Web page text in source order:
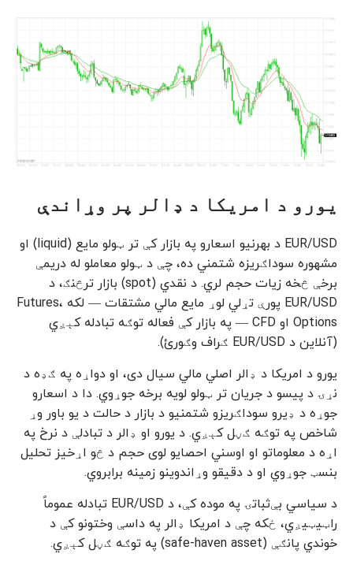
یورو د امریکا د ډالر پر وړاندې
EUR/USD د بهرنیو اسعارو په بازار کې تر ټولو مایع (liquid) او
مشهوره سوداګریزه شتمني ده، چې د ټولو معاملو له دریمې
برخې څخه زیات حجم لري. د نقدي (spot) بازار ترڅنګ، د
EUR/USD پورې تړلي لوړ مایع مالي مشتقات — لکه Futures،
Options او CFD — په بازار کې فعاله توګه تبادله کېږي
(آنلاین د EUR/USD ګراف وګورئ).
یورو د امریکا د ډالر اصلي مالي سیال دی، او دواړه په ګډه د
نړۍ د پیسو د جریان تر ټولو لویه برخه جوړوي. دا د اسعارو
جوړه د ډیرو سوداګریزو شتمنیو د بازار د حالت د یو باور وړ
شاخص په توګه ګڼل کېږي. د یورو او ډالر د تبادلې د نرخ په
اړه د معلوماتو او اوسني احصایو لوی حجم د څو اړخیز تحلیل
بنسټ جوړوي او د دقیقو وړاندوینو زمینه برابروي.
د سیاسي بې‌ثباتۍ په موده کې، د EUR/USD تبادله عموماً
راټیټیږي، ځکه چې د امریکا ډالر په داسې وختونو کې د
خوندي پانګې (safe-haven asset) په توګه ګڼل کېږي.